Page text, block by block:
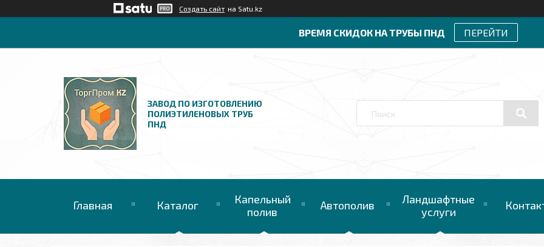
Создать сайт на Satu.kz
ВРЕМЯ СКИДОК НА ТРУБЫ ПНД ПЕРЕЙТИ
ЗАВОД ПО ИЗГОТОВЛЕНИЮ
ПОЛИЭТИЛЕНОВЫХ ТРУБ
ПНД
Главная Каталог
Капельный
полив
Автополив
Ландшафтные
услуги